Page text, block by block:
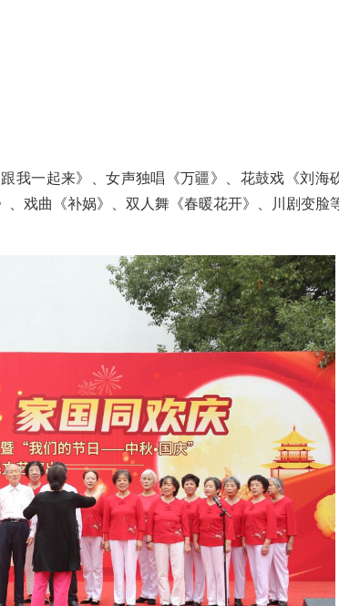
我一起来》、女声独唱《万疆》、花鼓戏《刘海
戏曲《补娲》、双人舞《春暖花开》、川剧变脸